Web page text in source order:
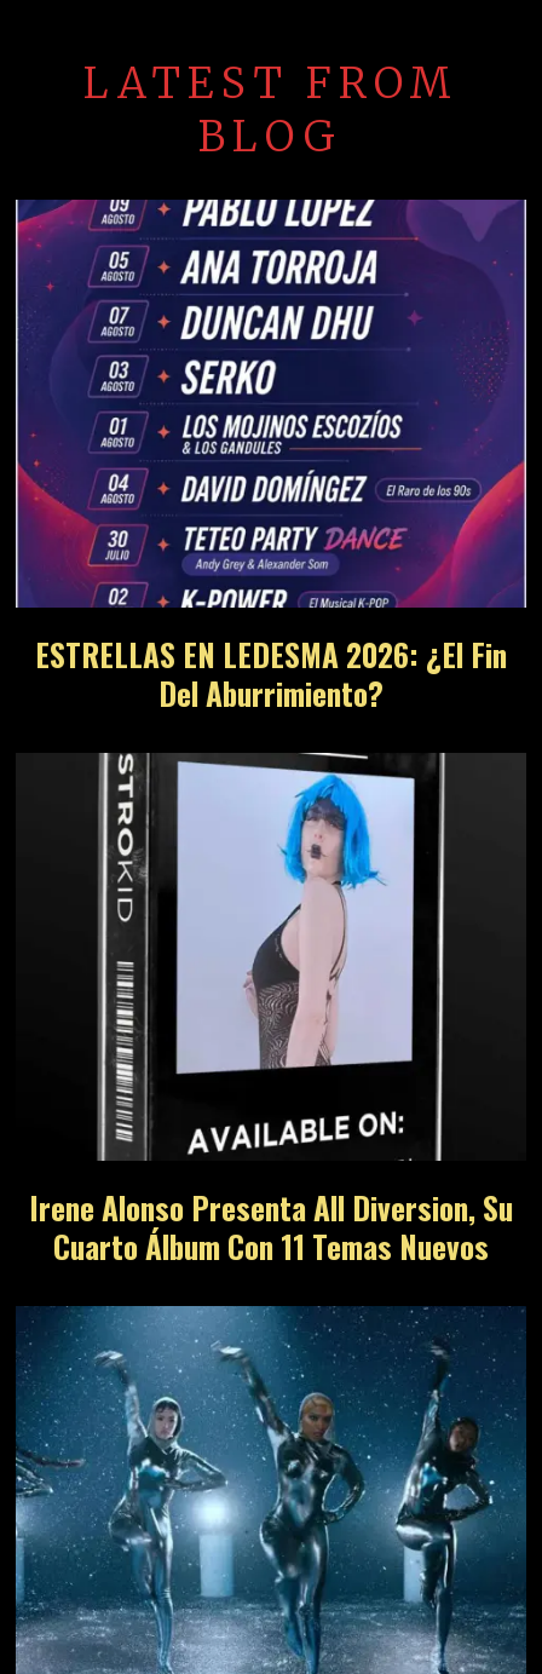
LATEST FROM
BLOG
ESTRELLAS EN LEDESMA 2026: ¿El Fin
Del Aburrimiento?
Irene Alonso Presenta All Diversion, Su
Cuarto Álbum Con 11 Temas Nuevos